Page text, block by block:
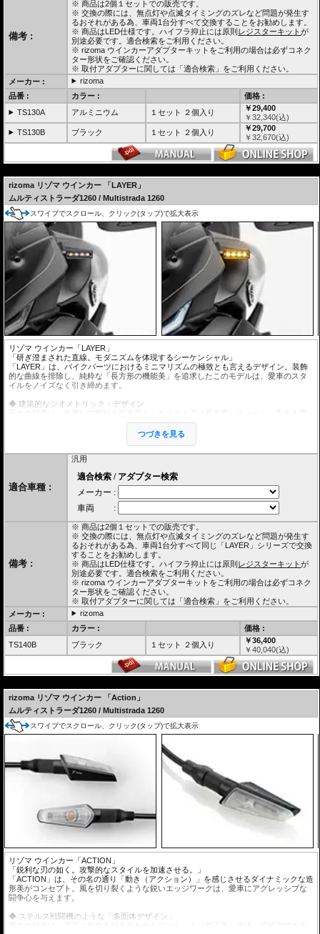
◆ アルミ削り出しの堅牢な質感
プラスチック製のシーケンシャルウインカーが多い中、VISIONはRizomaの真骨頂であ
るアルミビレット（削り出し）ボディを採用。金属特有の重厚感とひんやりとした手
触りは、近くで見た際の高級感が段違いであり、所有欲を確実に満たしてくれます。
本体サイズ(ボルト部分を除く) : H14.6mm × W75.1mm × D15.7mm
ケーブル長 : 約40cm
取付ボルト径 : M8
リゾマ ウインカーは汎用カスタムパーツです。 多くの車種に取付用の
ウインカーアダプター (別売)が用意されています。
原則レジスターキットが別途必要です。適合検索をご利用ください。
車検対応
協定規則50号認可商品 eマーク E24R50
光源のワット数や照明部の面積を理由に不適合となることはありませ
(協定規則50号の認可を受けている方向指示器であり、法第75条の3第1項の規定に基づき装置
詳しくはこちらをご確認ください。
フロントとリアで異なるウインカーを利用した場合、点灯開始(シーケンシャルウインカーの場
合、１番目の点灯時)と消灯のタイミングが前後で同じであれば、保安基準適合(車検適合)とな
ります。
※独立行政法人自動車技術総合機構審査事務規程 第7章 7-87-3 取付要件 (2) ①による。
備考 :
※ 商品は2個１セットでの販売です。
※ 交換の際には、無点灯や点滅タイミングのズレなど問題が発生す
るおそれがある為、車両1台分すべて交換することをお勧めします。
※ 商品はLED仕様です。ハイフラ抑止には原則レジスターキットが
別途必要です。適合検索をご利用ください。
※ rizoma ウインカーアダプターキットをご利用の場合は必ずコネク
ター形状をご確認ください。
※ 取付アダプターに関しては「適合検索」をご利用ください。
メーカー :
rizoma
品番 :
カラー :
価格 :
TS130A
アルミニウム １セット ２個入り
￥29,400
￥32,340(込)
TS130B
ブラック １セット ２個入り
￥29,700
￥32,670(込)
rizoma リゾマ ウインカー
「LAYER」
ムルティストラーダ1260 / Multistrada 1260
スワイプでスクロール、クリック(タップ)で拡大表示
リゾマ ウインカー「LAYER」
「研ぎ澄まされた直線。モダニズムを体現するシーケンシャル」
「LAYER」は、バイクパーツにおけるミニマリズムの極致とも言えるデザイン。装飾
的な曲線を排除し、純粋な「長方形の機能美」を追求したこのモデルは、愛車のスタ
イルをノイズなく引き締めます。
◆ 建築的なジオメトリック・デザイン
びた純正ウインカーとは一線を画すその形状は、まるで現代建築のようなシャープさ
を持ち、特にストリートファイターやネオクラシックなど、エンジンの造形美を見せ
るネイキッドバイクと絶妙な調和を見せます。
◆ 8つのLEDが描く、高精細な光のライン
により、シーケンシャル（流れるウインカー）の動作が非常に滑らかで、粒感のない
「一本の光のライン」として発光します。消灯時の静寂なアルミの質感と、点灯時の
鮮烈な光の対比が、ハイテクな印象を強めます。 ◆ 「主張しない」という美学
「LAYER（層）」の名が示す通り、複数の素材が重なり合うような精密な加工が施さ
れていますが、全体としては決して主張しすぎません。「ウインカーを目立たせた
い」のではなく、「車体全体をモダンに見せたい」というカスタムにおいて、これほ
ど知的な選択肢はありません。
本体サイズ(ボルト部分を除く) : H16.2mm × W72.1mm × D14.2mm
ケーブル長 : 約40cm
取付ボルト径 : M8
リゾマ ウインカーは汎用カスタムパーツです。 多くの車種に取付用の
ウインカーアダプター
(別売)が用意されています。
レジスターキットが別途必要です。適合検索をご利用ください。
車検対応
光源のワット数や照明部の面積を理由に不適合となることはありませ
ん。
(協定規則148号の認可を受けている方向指示器であり、法第75条の3第1項の規定に基づき装置
の指定を受けた方向指示器又はこれに準ずる性能を有する方向指示器である為)
詳しくはこちらをご確認ください。
合、１番目の点灯時)と消灯のタイミングが前後で同じであれば、保安基準適合(車検適合)とな
ります。
※独立行政法人自動車技術総合機構審査事務規程 第7章 7-87-3 取付要件 (2) ①
つづきを見る
適合車種 :
汎用
備考 :
※ 商品は2個１セットでの販売です。
※ 交換の際には、無点灯や点滅タイミングのズレなど問題が発生す
るおそれがある為、車両1台分すべて同じ「LAYER」シリーズで交換
することをお勧めします。
※ 商品はLED仕様です。ハイフラ抑止には原則レジスターキットが
別途必要です。適合検索をご利用ください。
※ rizoma ウインカーアダプターキットをご利用の場合は必ずコネク
ター形状をご確認ください。
※ 取付アダプターに関しては「適合検索」をご利用ください。
メーカー :
rizoma
品番 :
カラー :
価格 :
TS140B
ブラック １セット ２個入り
￥36,400
￥40,040(込)
rizoma リゾマ ウインカー
「Action」
ムルティストラーダ1260 / Multistrada 1260
スワイプでスクロール、クリック(タップ)で拡大表示
リゾマ ウインカー「ACTION」
「鋭利な刃の如く。攻撃的なスタイルを加速させる。」
「ACTION」は、その名の通り「動き（アクション）」を感じさせるダイナミックな造
形美がコンセプト。風を切り裂くような鋭いエッジワークは、愛車にアグレッシブな
闘争心を与えます。
◆ ステルス戦闘機のような「多面体デザイン」